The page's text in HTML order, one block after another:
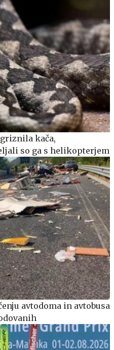
kača,
so ga s helikopterjem
avtodoma in avtobusa